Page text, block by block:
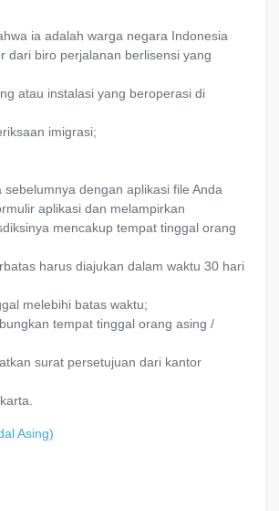
ia adalah warga negara Indonesia
dari biro perjalanan berlisensi yang
atau instalasi yang beroperasi di
imigrasi;
dengan aplikasi file Anda
aplikasi dan melampirkan
mencakup tempat tinggal orang
harus diajukan dalam waktu 30 hari
melebihi batas waktu;
tempat tinggal orang asing /
surat persetujuan dari kantor
Asing)